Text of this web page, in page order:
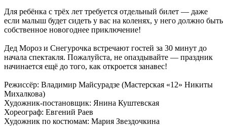
Для ребёнка с трёх лет требуется отдельный билет — даже
если малыш будет сидеть у вас на коленях, у него должно быть
собственное новогоднее приключение!
Дед Мороз и Снегурочка встречают гостей за 30 минут до
начала спектакля. Пожалуйста, не опаздывайте — праздник
начинается ещё до того, как откроется занавес!
Режиссёр: Владимир Майсурадзе (Мастерская «12» Никиты
Михалкова)
Художник-постановщик: Янина Куштевская
Хореограф: Евгений Раев
Художник по костюмам: Мария Звездочкина